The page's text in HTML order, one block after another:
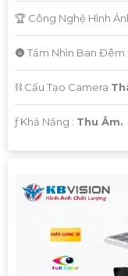
🏆 Công Nghệ Hình
🌚 Tầm Nhìn Ban Đêm :
⛓ Cấu Tạo Camera
️ƒ Khả Năng : Thu Âm.